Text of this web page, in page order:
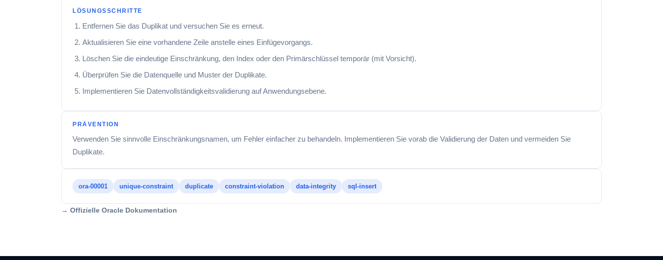
LÖSUNGSSCHRITTE
Entfernen Sie das Duplikat und versuchen Sie es erneut.
Aktualisieren Sie eine vorhandene Zeile anstelle eines Einfügevorgangs.
Löschen Sie die eindeutige Einschränkung, den Index oder den Primärschlüssel temporär (mit Vorsicht).
Überprüfen Sie die Datenquelle und Muster der Duplikate.
Implementieren Sie Datenvollständigkeitsvalidierung auf Anwendungsebene.
PRÄVENTION
Verwenden Sie sinnvolle Einschränkungsnamen, um Fehler einfacher zu behandeln. Implementieren Sie vorab die Validierung der Daten und vermeiden Sie
Duplikate.
ora-00001 unique-constraint duplicate constraint-violation data-integrity sql-insert
→ Offizielle Oracle Dokumentation